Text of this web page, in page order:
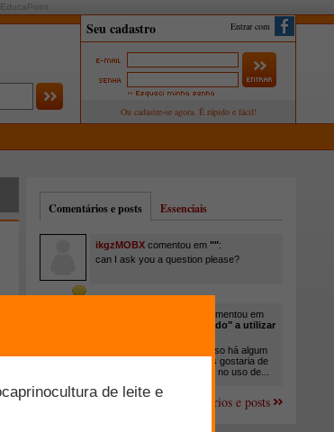
EducaPoint
Entrar com
Comentários e posts Essenciais
ikgzMOBX comentou em "":
can I ask you a question please?
comentou em
"Você está sendo "obrigado" a utilizar
Em minha propriedade, já uso há algum
tempo cana com ureia, mas gostaria de
um melhor aprofundamento no uso de...
Mais comentários e posts